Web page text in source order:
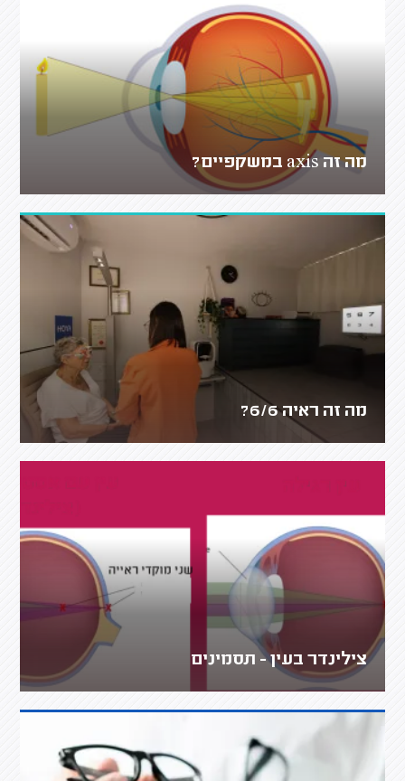
מה זה axis במשקפיים?
מה זה ראיה 6/6?
צילינדר בעין - תסמינים